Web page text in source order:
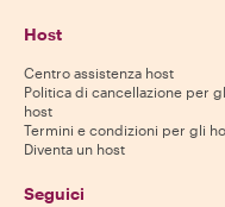
Host
Centro assistenza host
Politica di cancellazione per
host
Termini e condizioni per gli
Diventa un host
Seguici